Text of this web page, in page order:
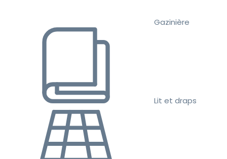
Gazinière
Lit et draps